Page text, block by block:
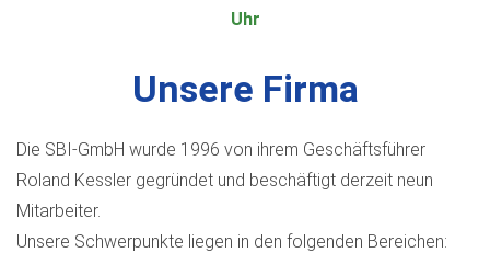
Uhr
Unsere Firma
Die SBI-GmbH wurde 1996 von ihrem Geschäftsführer
Roland Kessler gegründet und beschäftigt derzeit neun
Mitarbeiter.
Unsere Schwerpunkte liegen in den folgenden Bereichen: